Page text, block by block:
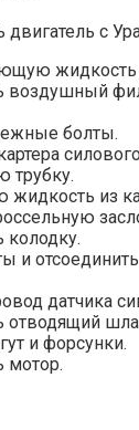
двигатель с
жидкость
воздушный
болты.
трубку.
жидкость из
колодку.
и
датчика
отводящий
и форсунки.
мотор.